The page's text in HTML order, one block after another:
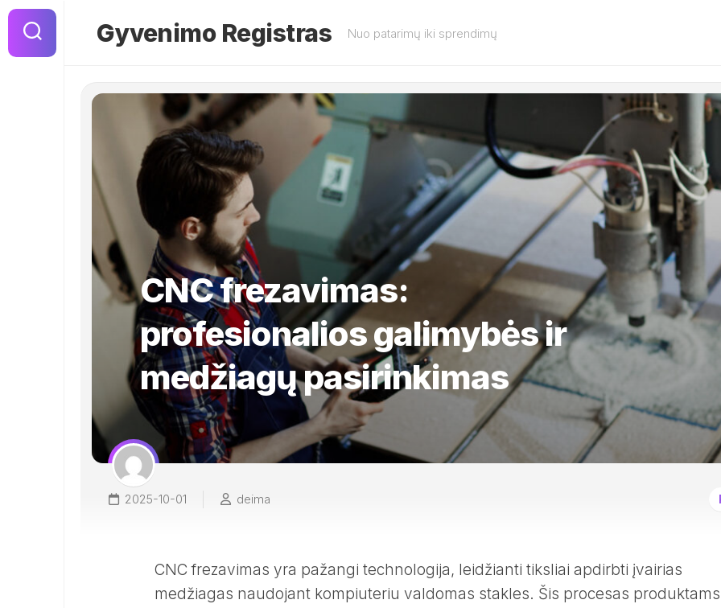
Skip
content
Gyvenimo Registras Nuo patarimų iki sprendimų
CNC frezavimas:
profesionalios galimybės ir
medžiagų pasirinkimas
2025-10-01 deima
CNC frezavimas yra pažangi technologija, leidžianti tiksliai apdirbti įvairias
medžiagas naudojant kompiuteriu valdomas stakles. Šis procesas produktams